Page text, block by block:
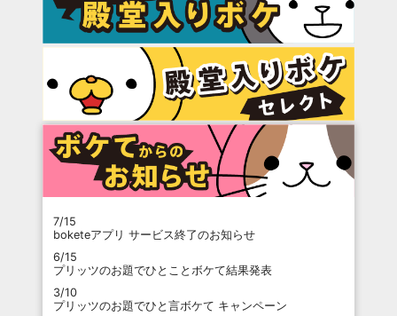
7/15
boketeアプリ サービス終了のお知らせ
6/15
プリッツのお題でひとことボケて結果発表
3/10
プリッツのお題でひと言ボケて キャンペーン